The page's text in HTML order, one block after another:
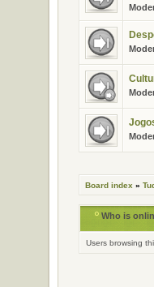
Board index »
Who is
Users browsing